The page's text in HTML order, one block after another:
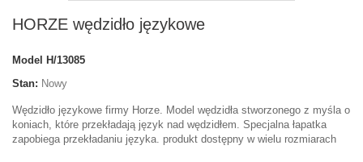
HORZE wędzidło językowe
Model
H/13085
Stan: Nowy
Wędzidło językowe firmy Horze. Model wędzidła stworzonego z myśla o
koniach, które przekładają język nad wędzidłem. Specjalna łapatka
zapobiega przekładaniu języka. produkt dostępny w wielu rozmiarach